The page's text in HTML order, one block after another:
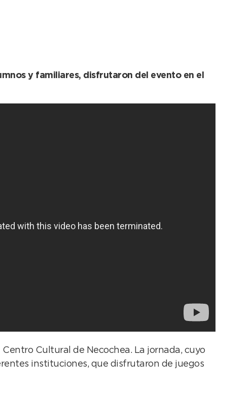
y familiares, disfrutaron del evento en el
Cultural de Necochea. La jornada, cuyo
instituciones, que disfrutaron de juegos